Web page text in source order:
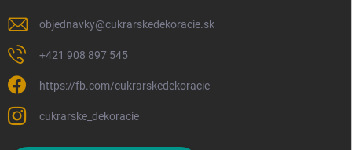
objednavky@cukrarskedekoracie.sk
+421 908 897 545
https://fb.com/cukrarskedekoracie
cukrarske_dekoracie